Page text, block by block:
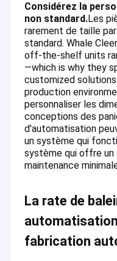
Considérez la
non standard.Les
rarement de taille
standard. Whale
off-the-shelf units
—which is why they
customized
production
personnaliser les
conceptions des
d'automatisation
un système qui
système qui offre un
maintenance
La rate de
fabrication